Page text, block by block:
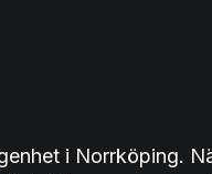
i Norrköping.